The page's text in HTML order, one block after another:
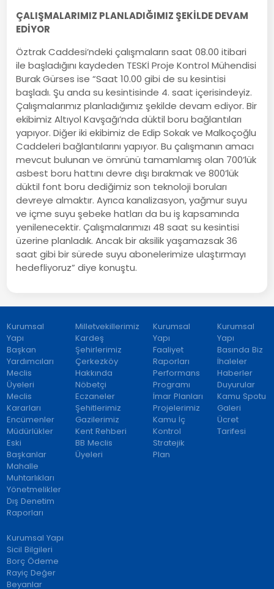
ÇALIŞMALARIMIZ PLANLADIĞIMIZ ŞEKİLDE DEVAM
EDİYOR
Öztrak Caddesi’ndeki çalışmaların saat 08.00 itibari
ile başladığını kaydeden TESKİ Proje Kontrol Mühendisi
Burak Gürses ise “Saat 10.00 gibi de su kesintisi
başladı. Şu anda su kesintisinde 4. saat içerisindeyiz.
Çalışmalarımız planladığımız şekilde devam ediyor. Bir
ekibimiz Altıyol Kavşağı’nda düktil boru bağlantıları
yapıyor. Diğer iki ekibimiz de Edip Sokak ve Malkoçoğlu
Caddeleri bağlantılarını yapıyor. Bu çalışmanın amacı
mevcut bulunan ve ömrünü tamamlamış olan 700’lük
asbest boru hattını devre dışı bırakmak ve 800’lük
düktil font boru dediğimiz son teknoloji boruları
devreye almaktır. Ayrıca kanalizasyon, yağmur suyu
ve içme suyu şebeke hatları da bu iş kapsamında
yenilenecektir. Çalışmalarımızı 48 saat su kesintisi
üzerine planladık. Ancak bir aksilik yaşamazsak 36
saat gibi bir sürede suyu abonelerimize ulaştırmayı
hedefliyoruz” diye konuştu.
Kurumsal
Yapı
Başkan
Yardımcıları
Meclis
Üyeleri
Meclis
Kararları
Encümenler
Müdürlükler
Eski
Başkanlar
Mahalle
Muhtarlıkları
Yönetmelikler
Dış Denetim
Raporları
Milletvekillerimiz
Kardeş
Şehirlerimiz
Çerkezköy
Hakkında
Nöbetçi
Eczaneler
Şehitlerimiz
Gazilerimiz
Kent Rehberi
BB Meclis
Üyeleri
Kurumsal
Yapı
Faaliyet
Raporları
Performans
Programı
İmar Planları
Projelerimiz
Kamu İç
Kontrol
Stratejik
Plan
Kurumsal
Yapı
Basında Biz
İhaleler
Haberler
Duyurular
Kamu Spotu
Galeri
Ücret
Tarifesi
Kurumsal Yapı
Sicil Bilgileri
Borç Ödeme
Rayiç Değer
Beyanlar